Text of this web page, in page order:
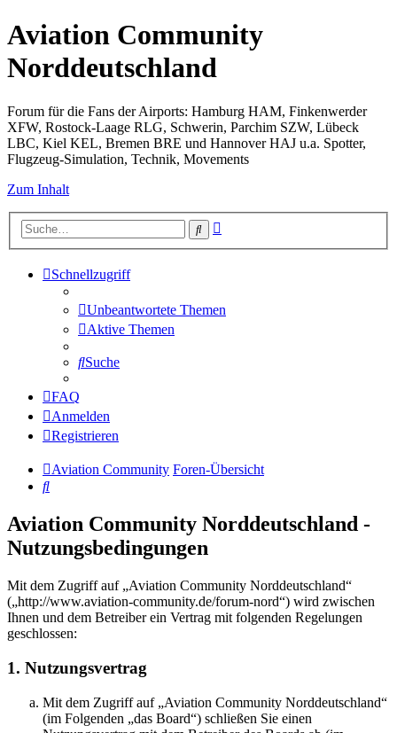
Aviation Community
Norddeutschland
Forum für die Fans der Airports: Hamburg HAM, Finkenwerder
XFW, Rostock-Laage RLG, Schwerin, Parchim SZW, Lübeck
LBC, Kiel KEL, Bremen BRE und Hannover HAJ u.a. Spotter,
Flugzeug-Simulation, Technik, Movements
Zum Inhalt
Suche
Schnellzugriff
Unbeantwortete Themen
Aktive Themen
Suche
FAQ
Anmelden
Registrieren
Aviation Community Foren-Übersicht
Suche
Aviation Community Norddeutschland -
Nutzungsbedingungen
Mit dem Zugriff auf „Aviation Community Norddeutschland“
(„http://www.aviation-community.de/forum-nord“) wird zwischen
Ihnen und dem Betreiber ein Vertrag mit folgenden Regelungen
geschlossen:
1. Nutzungsvertrag
Mit dem Zugriff auf „Aviation Community Norddeutschland“
(im Folgenden „das Board“) schließen Sie einen